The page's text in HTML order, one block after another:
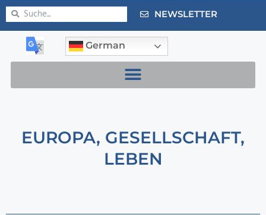
NEWSLETTER
German
EUROPA, GESELLSCHAFT,
LEBEN